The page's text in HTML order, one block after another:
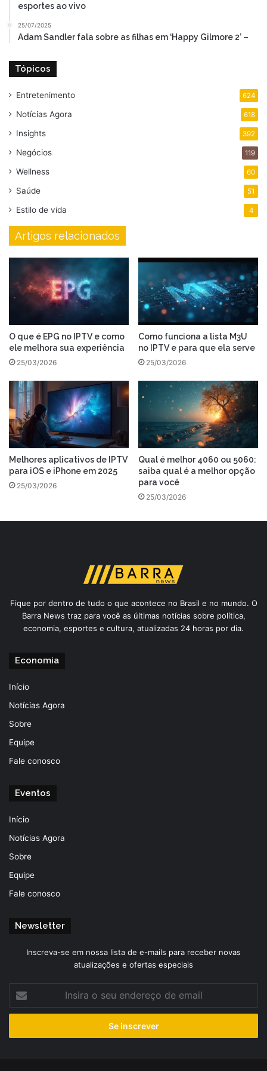
esportes ao vivo
25/07/2025
Adam Sandler fala sobre as filhas em ‘Happy Gilmore 2’ –
Tópicos
Entretenimento 624
Notícias Agora 618
Insights 392
Negócios 119
Wellness 60
Saúde 51
Estilo de vida 4
Artigos relacionados
O que é EPG no IPTV e como
ele melhora sua experiência
25/03/2026
Como funciona a lista M3U
no IPTV e para que ela serve
25/03/2026
Melhores aplicativos de IPTV
para iOS e iPhone em 2025
25/03/2026
Qual é melhor 4060 ou 5060:
saiba qual é a melhor opção
para você
25/03/2026
Fique por dentro de tudo o que acontece no Brasil e no mundo. O
Barra News traz para você as últimas notícias sobre política,
economia, esportes e cultura, atualizadas 24 horas por dia.
Economia
Início
Notícias Agora
Sobre
Equipe
Fale conosco
Eventos
Início
Notícias Agora
Sobre
Equipe
Fale conosco
Newsletter
Inscreva-se em nossa lista de e-mails para receber novas
atualizações e ofertas especiais
seu
de